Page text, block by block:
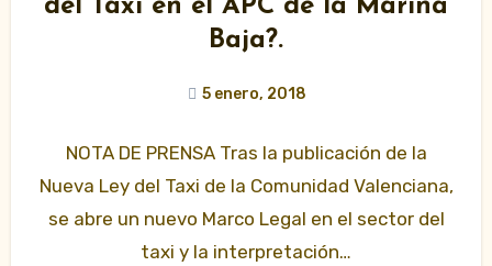
del Taxi en el APC de la Marina
Baja?.
5 enero, 2018
NOTA DE PRENSA Tras la publicación de la
Nueva Ley del Taxi de la Comunidad Valenciana,
se abre un nuevo Marco Legal en el sector del
taxi y la interpretación…